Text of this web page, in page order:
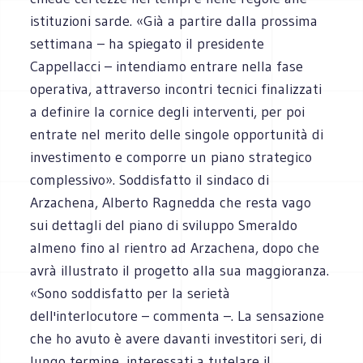
istituzioni sarde. «Già a partire dalla prossima
settimana – ha spiegato il presidente
Cappellacci – intendiamo entrare nella fase
operativa, attraverso incontri tecnici finalizzati
a definire la cornice degli interventi, per poi
entrate nel merito delle singole opportunità di
investimento e comporre un piano strategico
complessivo». Soddisfatto il sindaco di
Arzachena, Alberto Ragnedda che resta vago
sui dettagli del piano di sviluppo Smeraldo
almeno fino al rientro ad Arzachena, dopo che
avrà illustrato il progetto alla sua maggioranza.
«Sono soddisfatto per la serietà
dell'interlocutore – commenta –. La sensazione
che ho avuto è avere davanti investitori seri, di